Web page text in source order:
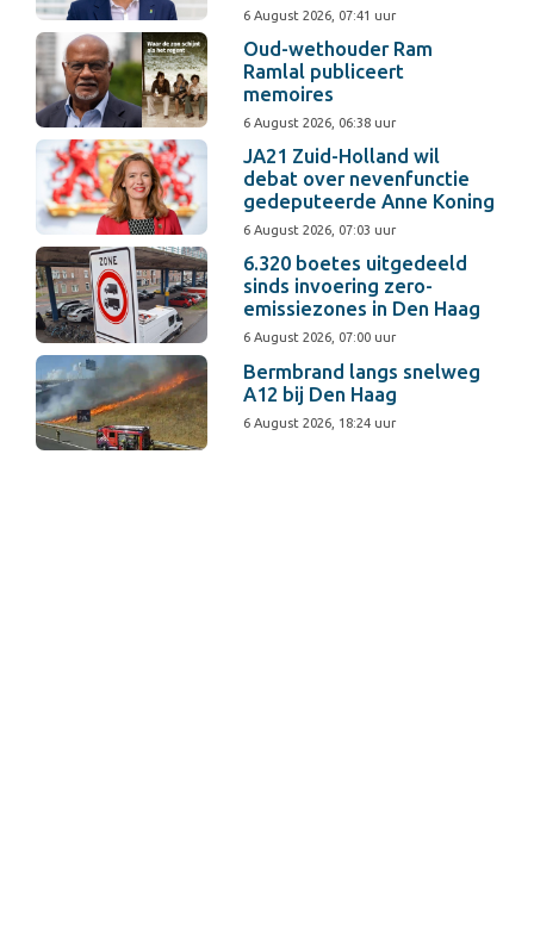
6 August 2026, 07:41 uur
Oud-wethouder Ram
Ramlal publiceert
memoires
6 August 2026, 06:38 uur
JA21 Zuid-Holland wil
debat over nevenfunctie
gedeputeerde Anne Koning
6 August 2026, 07:03 uur
6.320 boetes uitgedeeld
sinds invoering zero-
emissiezones in Den Haag
6 August 2026, 07:00 uur
Bermbrand langs snelweg
A12 bij Den Haag
6 August 2026, 18:24 uur